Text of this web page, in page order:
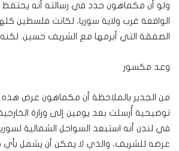
ولو أن مكماهون حدد في رسالته أنه يحتفظ
الواقعة غرب ولاية سوريا، لكانت فلسطين
الصفقة التي أبرمها مع الشريف حسين.
وعد مكسور
من الجدير بالملاحظة أن مكماهون عرض
توضيحية أُرسلت بعد يومين إلى وزارة
في لندن أنه استبعد السواحل الشمالية
عرضه للشريف، والذي لا يمكن أن يشمل بأي